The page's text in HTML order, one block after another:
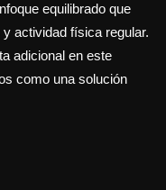
equilibrado que
actividad física regular.
adicional en este
como una solución